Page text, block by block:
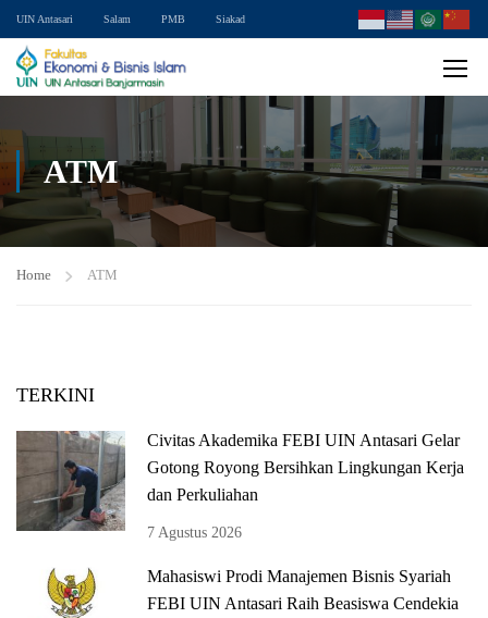
UIN Antasari Salam PMB Siakad
ATM
Home ATM
TERKINI
Civitas Akademika FEBI UIN Antasari Gelar
Gotong Royong Bersihkan Lingkungan Kerja
dan Perkuliahan
7 Agustus 2026
Mahasiswi Prodi Manajemen Bisnis Syariah
FEBI UIN Antasari Raih Beasiswa Cendekia